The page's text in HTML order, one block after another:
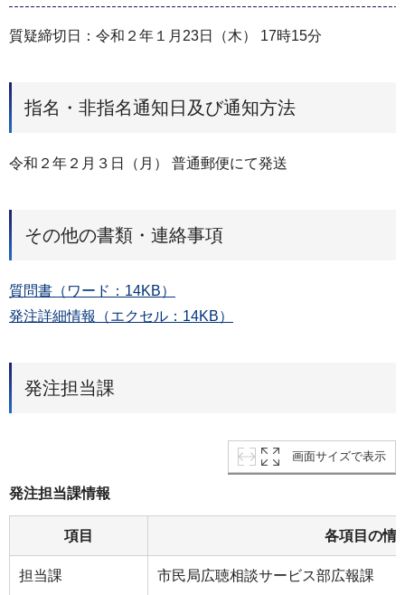
質疑締切日：令和２年１月23日（木） 17時15分
指名・非指名通知日及び通知方法
令和２年２月３日（月） 普通郵便にて発送
その他の書類・連絡事項
質問書（ワード：14KB）
発注詳細情報（エクセル：14KB）
発注担当課
画面サイズで表示
発注担当課情報
項目 各項目の情
担当課 市⺠局広聴相談サービス部広報課